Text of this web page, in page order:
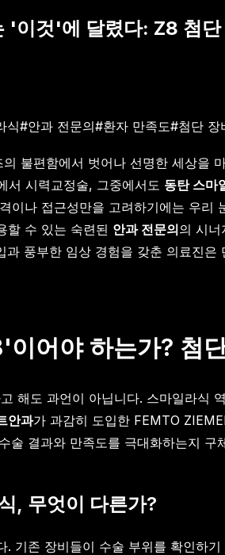
이것'에 달렸다: Z8 첨
식#안과 전문의#환자 만족도#첨단 장
불편함에서 벗어나 선명한 세상을
서 시력교정술, 그중에서도 동탄 스마
이나 접근성만을 고려하기에는 우
할 수 있는 숙련된 안과 전문의의 시
풍부한 임상 경험을 갖춘 의료진은
어야 하는가? 첨
해도 과언이 아닙니다. 스마일라식
안과가 과감히 도입한 FEMTO
술 결과와 만족도를 극대화하는지 구
, 무엇이 다른가?
기존 장비들이 수술 부위를 확인하